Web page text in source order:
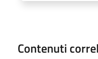
Contenuti